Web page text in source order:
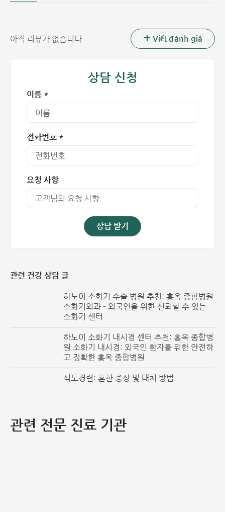
혈전성 치핵의 증상
혈전성 치핵은 일반적으로 항문 주변에 작은 덩어리 형태로 나
타납니다. 이 덩어리는 내부에 응고된 혈액을 포함하고 있어
다음과 같은 다른 증상들을 동반할 수 있습니다:
극심한 통증: 가장 특징적이고 흔한 증상입니다.
배변 곤란 및 통증: 치핵 덩어리가 커져 직장의 폐색을 유발
할 때 나타납니다. 환자는 배변이 어려워지며, 심한 경우에
는 배변이 불가능할 수도 있습니다.
기타 증상 및 합병증: 위의 증상들 외에도, 환자는 발열을 경
험할 수 있습니다. 이는 치핵 덩어리가 감염되었거나 항문
주위 농양이 발생했다는 징후입니다.
이러한 경우, 위험한 합병증을 피하기 위해 신속하게 의료기관
을 방문하여 진찰 및 치료를 받는 것이 필수적입니다.
아직 리뷰가 없습니다 Viết đánh giá
상담 신청
이름 *
전화번호 *
요청 사항
상담 받기
관련 건강 상담 글
하노이 소화기 수술 병원 추천: 홍옥 종합병원
소화기외과 - 외국인을 위한 신뢰할 수 있는
소화기 센터
하노이 소화기 내시경 센터 추천: 홍옥 종합병
원 소화기 내시경: 외국인 환자를 위한 안전하
고 정확한 홍옥 종합병원
식도경련: 흔한 증상 및 대처 방법
관련 전문 진료 기관